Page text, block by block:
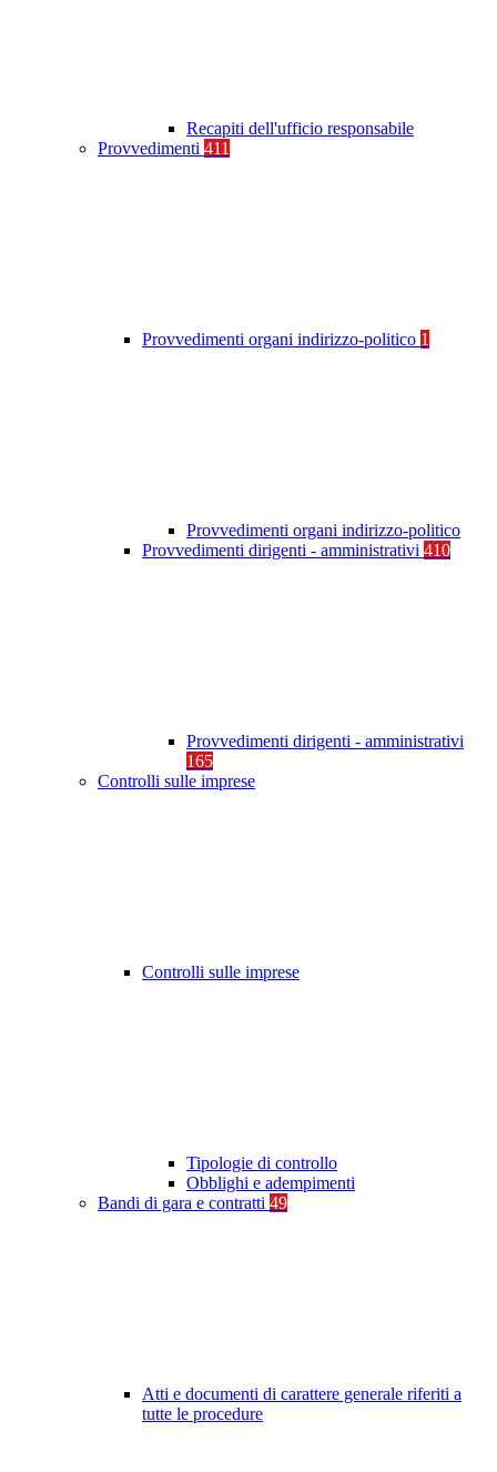
Recapiti dell'ufficio responsabile
Provvedimenti 411
Provvedimenti organi indirizzo-politico 1
Provvedimenti organi indirizzo-politico
Provvedimenti dirigenti - amministrativi 410
Provvedimenti dirigenti - amministrativi
165
Controlli sulle imprese
Controlli sulle imprese
Tipologie di controllo
Obblighi e adempimenti
Bandi di gara e contratti 49
Atti e documenti di carattere generale riferiti a
tutte le procedure